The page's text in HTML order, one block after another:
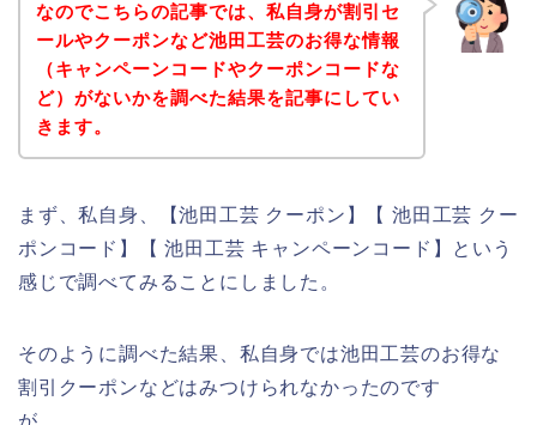
なのでこちらの記事では、私自身が割引セ
ールやクーポンなど池田工芸のお得な情報
（キャンペーンコードやクーポンコードな
ど）がないかを調べた結果を記事にしてい
きます。
まず、私自身、【池田工芸 クーポン】【 池田工芸 クー
ポンコード】【 池田工芸 キャンペーンコード】という
感じで調べてみることにしました。
そのように調べた結果、私自身では池田工芸のお得な
割引クーポンなどはみつけられなかったのです